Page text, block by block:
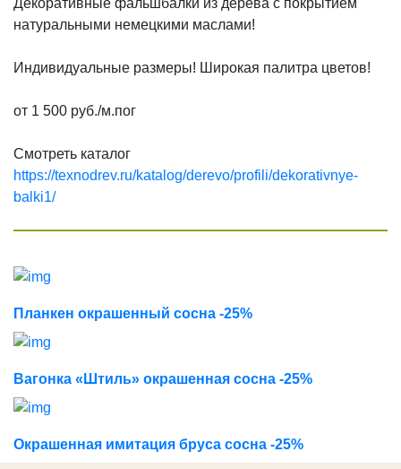
Термокедр
Термоясень
Термокумару
МАСЛА И КРАСКИ
G-Nature
Dusberg
WoodSol
ГЕРМЕТИКИ
натуральными немецкими маслами!
Индивидуальные размеры! Широкая палитра цветов!
от 1 500 руб./м.пог
Смотреть каталог
https://texnodrev.ru/katalog/derevo/profili/dekorativnye-
balki1/
Планкен окрашенный сосна -25%
Вагонка «Штиль» окрашенная сосна -25%
Окрашенная имитация бруса сосна -25%